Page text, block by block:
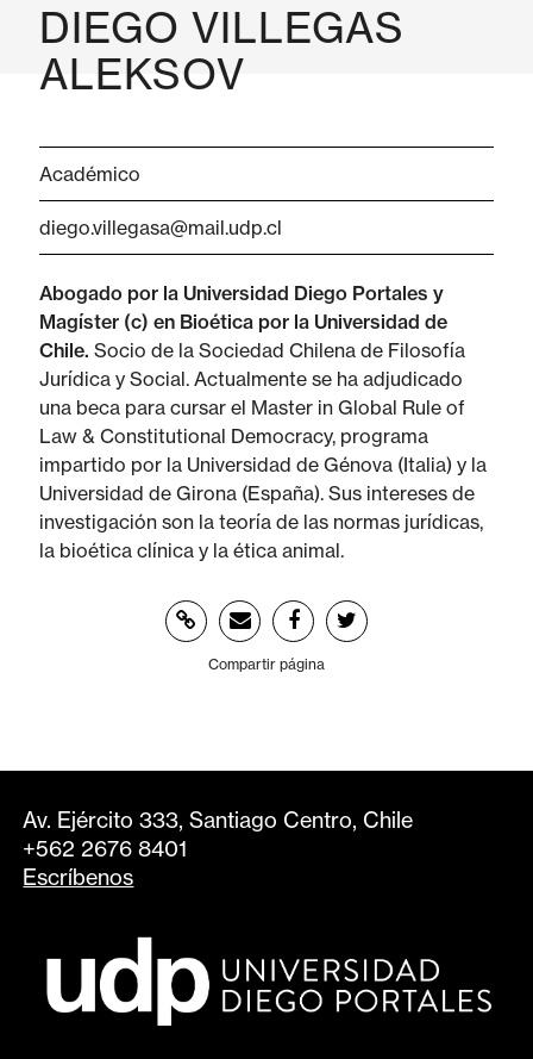
DIEGO VILLEGAS
ALEKSOV
Académico
diego.villegasa@mail.udp.cl
Abogado por la Universidad Diego Portales y
Magíster (c) en Bioética por la Universidad de
Chile. Socio de la Sociedad Chilena de Filosofía
Jurídica y Social. Actualmente se ha adjudicado
una beca para cursar el Master in Global Rule of
Law & Constitutional Democracy, programa
impartido por la Universidad de Génova (Italia) y la
Universidad de Girona (España). Sus intereses de
investigación son la teoría de las normas jurídicas,
la bioética clínica y la ética animal.
Compartir página
Av. Ejército 333, Santiago Centro, Chile
+562 2676 8401
Escríbenos